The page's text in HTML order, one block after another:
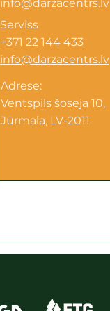
info@darzacentrs.lv
Serviss
+371 22 144 433
info@darzacentrs.lv
Adrese:
Ventspils šoseja 10,
Jūrmala, LV-2011